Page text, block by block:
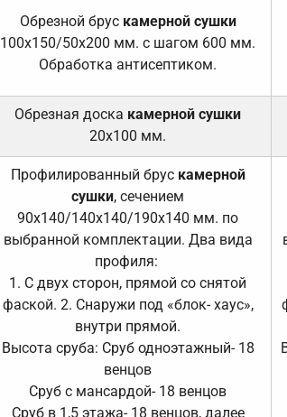
Обрезной брус камерной сушки
100х150/50х200 мм. с шагом 600 мм.
Обработка антисептиком.
Обрезная доска камерной сушки
20х100 мм.
Профилированный брус камерной
сушки, сечением
90х140/140х140/190х140 мм. по
выбранной комплектации. Два вида
профиля:
1. С двух сторон, прямой со снятой
фаской. 2. Снаружи под «блок- хаус»,
внутри прямой.
Высота сруба: Сруб одноэтажный- 18
венцов
Сруб с мансардой- 18 венцов
Сруб в 1,5 этажа- 18 венцов, далее